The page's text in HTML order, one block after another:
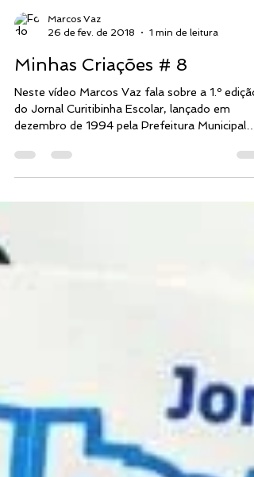
Marcos Vaz
26 de fev. de 2018
1 min de leitura
Minhas Criações # 8
Neste vídeo Marcos Vaz fala sobre a 1.º edição
do Jornal Curitibinha Escolar, lançado em
dezembro de 1994 pela Prefeitura Municipal